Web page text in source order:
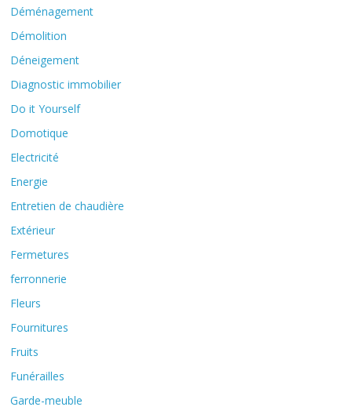
Déménagement
Démolition
Déneigement
Diagnostic immobilier
Do it Yourself
Domotique
Electricité
Energie
Entretien de chaudière
Extérieur
Fermetures
ferronnerie
Fleurs
Fournitures
Fruits
Funérailles
Garde-meuble